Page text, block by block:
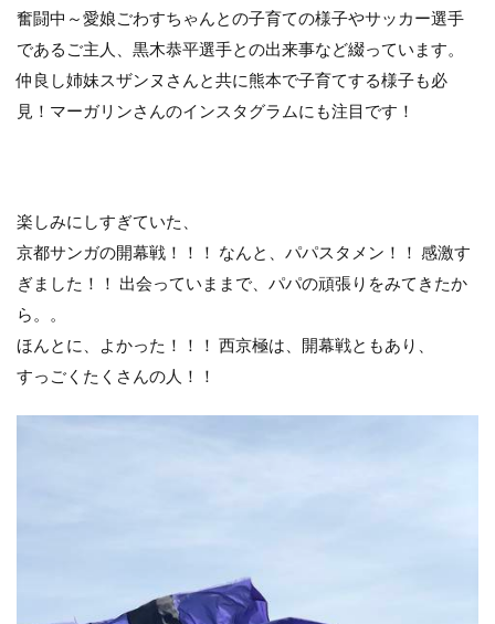
奮闘中～愛娘ごわすちゃんとの子育ての様子やサッカー選手
であるご主人、黒木恭平選手との出来事など綴っています。
仲良し姉妹スザンヌさんと共に熊本で子育てする様子も必
見！マーガリンさんのインスタグラムにも注目です！
楽しみにしすぎていた、
京都サンガの開幕戦！！！ なんと、パパスタメン！！ 感激す
ぎました！！ 出会っていままで、パパの頑張りをみてきたか
ら。。
ほんとに、よかった！！！ 西京極は、開幕戦ともあり、
すっごくたくさんの人！！